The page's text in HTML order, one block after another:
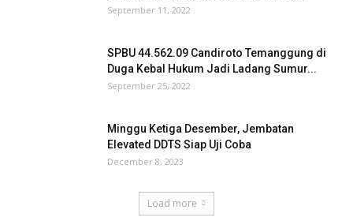
September 11, 2022
SPBU 44.562.09 Candiroto Temanggung di
Duga Kebal Hukum Jadi Ladang Sumur...
September 25, 2022
Minggu Ketiga Desember, Jembatan
Elevated DDTS Siap Uji Coba
December 8, 2023
Load more